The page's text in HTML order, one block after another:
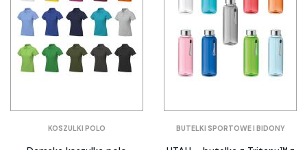
KOSZULKI POLO BUTELKI SPORTOWE I BIDONY